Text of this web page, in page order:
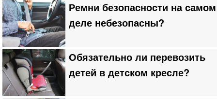
Ремни безопасности на самом
деле небезопасны?
Обязательно ли перевозить
детей в детском кресле?